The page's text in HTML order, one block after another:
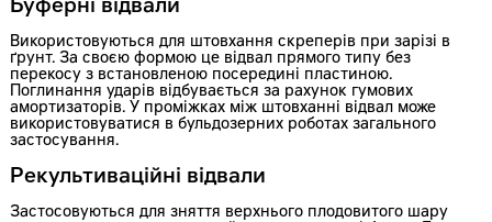
Буферні відвали
Використовуються для штовхання скреперів при зарізі в
ґрунт. За своєю формою це відвал прямого типу без
перекосу з встановленою посередині пластиною.
Поглинання ударів відбувається за рахунок гумових
амортизаторів. У проміжках між штовханні відвал може
використовуватися в бульдозерних роботах загального
застосування.
Рекультиваційні відвали
Застосовуються для зняття верхнього плодовитого шару